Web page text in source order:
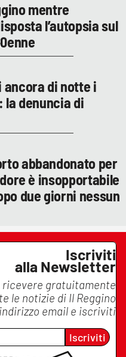
mentre
l’autopsia sul
ancora di notte i
la denuncia di
abbandonato per
è insopportabile
due giorni nessun
Iscriviti
alla Newsletter
ricevere gratuitamente
le notizie di Il Reggino
email e iscriviti
Iscriviti